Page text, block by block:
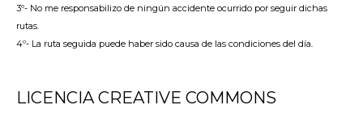
3º- No me responsabilizo de ningún accidente ocurrido por seguir dichas
rutas.
4º- La ruta seguida puede haber sido causa de las condiciones del día.
LICENCIA CREATIVE COMMONS